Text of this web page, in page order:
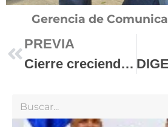
Gerencia de
PREVIA
Cierre creciendo en salud 2024